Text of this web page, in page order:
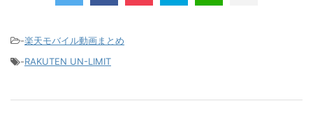
別招待ページから楽天モバイ...
-楽天モバイル動画まとめ
-RAKUTEN UN-LIMIT